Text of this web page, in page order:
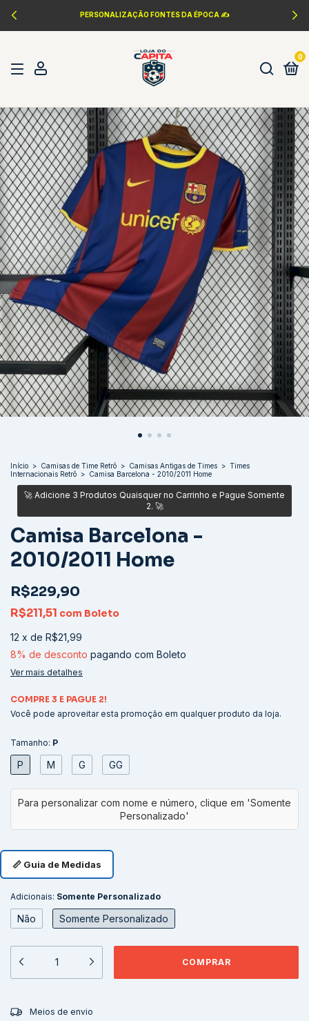
PERSONALIZAÇÃO FONTES DA ÉPOCA ✍️
0
Início > Camisas de Time Retrô > Camisas Antigas de Times > Times
Internacionais Retrô > Camisa Barcelona - 2010/2011 Home
Camisa Barcelona -
2010/2011 Home
R$229,90
R$211,51 com Boleto
12 x de R$21,99
8% de desconto pagando com Boleto
Ver mais detalhes
COMPRE 3 E PAGUE 2!
Você pode aproveitar esta promoção em qualquer produto da loja.
Tamanho: P
P M G GG
📏 Guia de Medidas
Adicionais: Somente Personalizado
Não Somente Personalizado
Entregas para o CEP:
Meios de envio